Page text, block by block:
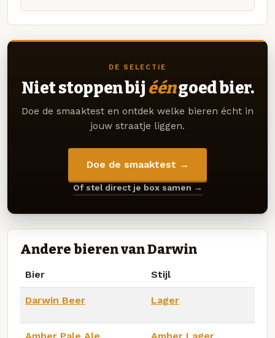
DE SELECTIE
Niet stoppen bij ééngoed bier.
Doe de smaaktest en ontdek welke bieren écht in
jouw straatje liggen.
Doe de smaaktest →
Of stel direct je box samen →
Andere bieren van Darwin
Bier Stijl
Darwin Beer Lager